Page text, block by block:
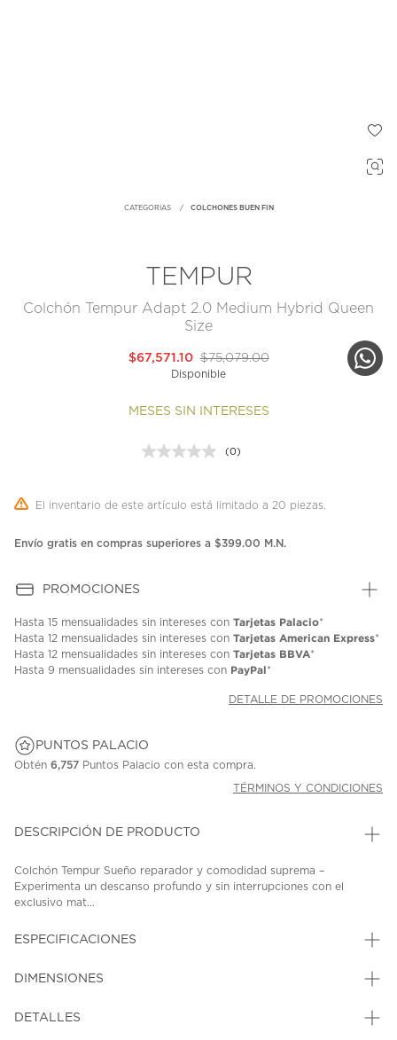
CATEGORIAS COLCHONES BUEN FIN
TEMPUR
Colchón Tempur Adapt 2.0 Medium Hybrid Queen
Size
$75,079.00
$67,571.10
Disponible
MESES SIN INTERESES
Sin
en
página.
(0)
El inventario de este artículo está limitado a 20 piezas.
Envío gratis en compras superiores a $399.00 M.N.
PROMOCIONES
Hasta 15 mensualidades sin intereses con Tarjetas Palacio*
Hasta 12 mensualidades sin intereses con Tarjetas American Express*
Hasta 12 mensualidades sin intereses con Tarjetas BBVA*
Hasta 9 mensualidades sin intereses con PayPal*
DETALLE DE PROMOCIONES
PUNTOS PALACIO
Obtén 6,757 Puntos Palacio con esta compra.
TÉRMINOS Y CONDICIONES
DESCRIPCIÓN DE PRODUCTO
Colchón Tempur Sueño reparador y comodidad suprema –
Experimenta un descanso profundo y sin interrupciones con el
exclusivo mat...
ESPECIFICACIONES
DIMENSIONES
DETALLES